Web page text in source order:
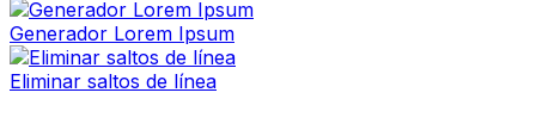
Generador Lorem Ipsum
Eliminar saltos de línea